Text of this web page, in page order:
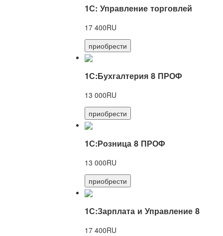
1С: Управление торговлей
17 400RU
приобрести
1С:Бухгалтерия 8 ПРОФ
13 000RU
приобрести
1С:Розница 8 ПРОФ
13 000RU
приобрести
1С:Зарплата и Управление 8
17 400RU